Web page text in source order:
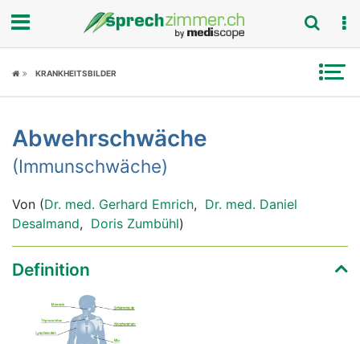
Fokus
Symptome
News
Ratgeber
Rubriken
KRANKHEITSBILDER
Abwehrschwäche
(Immunschwäche)
Von (Dr. med. Gerhard Emrich, Dr. med. Daniel
Desalmand, Doris Zumbühl)
Definition